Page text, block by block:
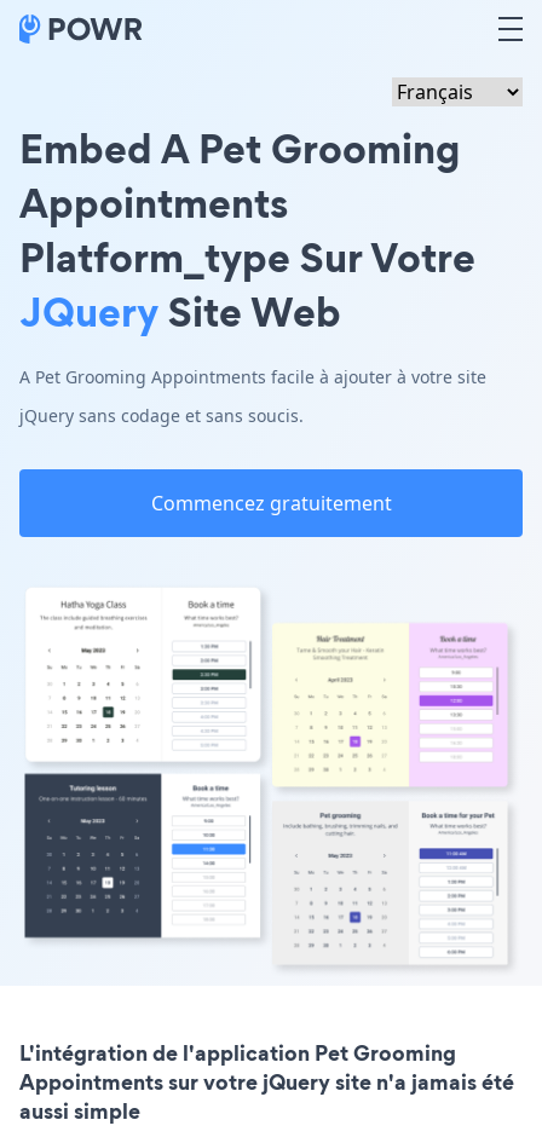
Embed A Pet Grooming
Appointments
Platform_type Sur Votre
JQuerySite Web
A Pet Grooming Appointments facile à ajouter à votre site
jQuery sans codage et sans soucis.
Commencez gratuitement
L'intégration de l'application Pet Grooming
Appointments sur votre jQuery site n'a jamais été
aussi simple